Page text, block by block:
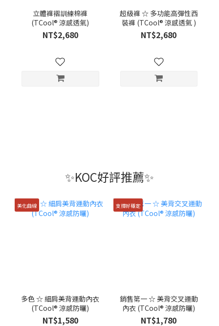
立體褲褶訓練棉褲
(TCool® 涼感透氣)
NT$2,680
超級褲 ☆ 多功能高彈性西
裝褲 (TCool® 涼感透氣 )
NT$2,680
✨KOC好評推薦✨
美化曲線
多色 ☆ 細肩美背運動內衣
(TCool® 涼感防曬)
NT$1,580
支撐好穩定
銷售第一 ☆ 美背交叉運動
內衣 (TCool® 涼感防曬)
NT$1,780